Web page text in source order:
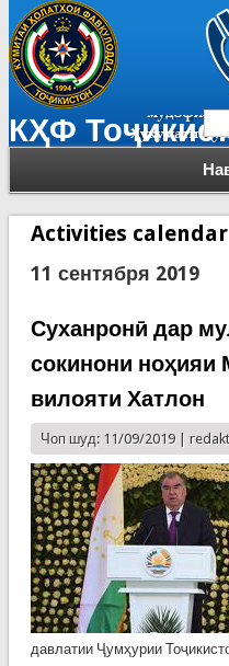
КҲФ
Activities calendar
11 сентября 2019
Суханронӣ дар
сокинони
вилояти Хатлон
Чоп шуд: 11/09/2019 |
давлатии Ҷумҳурии